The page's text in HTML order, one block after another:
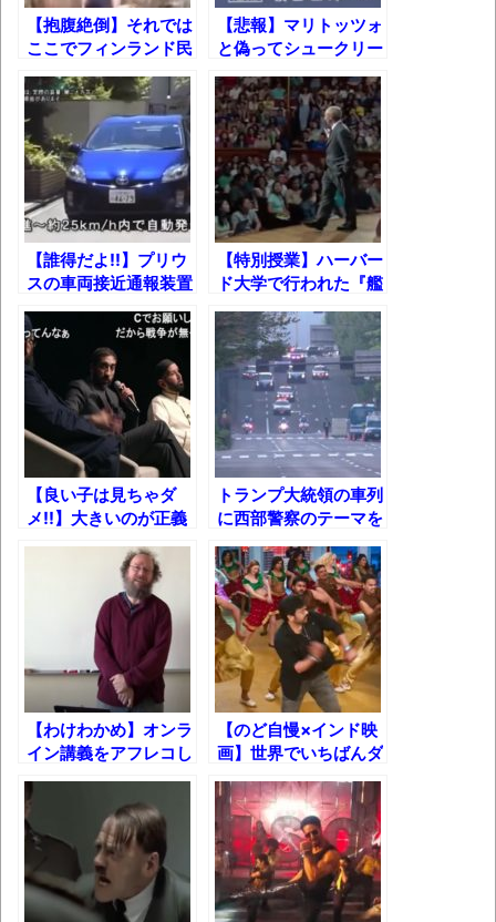
ュアなどが当たる記念くじが登場です
みんななんだかんだ言ってお金持ってんじ
ゃん
「アメリカのヤンキーがアジア人にケンカ
を売った結果ｗｗｗ」 ほか
【読書感想】山野辺太郎『いつか深い穴に
落ちるまで』
映画ちいかわ観に行ったので感想を書きま
す(若干ネタバレあり) 26/07/25
マケイン9巻＆アニメ公式ガイド感想
独学で挑んだ2026年二級建築士学科試験結
果速報（仮）
体験談：仕事で同じビルの中に入っている
グループ会社の嫁子 [ほのぼの]
葉月つばさちゃん、昔から見てるんだけど
かなりお姉さんになったね
壊れたエアコンと歌えないボク
バージョンアップ情報更新 AOMEI
Backupper Standard 8.3.0 などバージョンア
ップ
高嶋ちさ子、ダウン症の姉が暴行事件！事
件の一部始終と衝撃の結末
【呆然】北海道旅行ワイ「ウニイクラ丼特
盛で食うぞ！！！うおおおおおおお
お！！！！！」→結
果･････････････････････････････
【抱腹絶倒】それでは
ここでフィンランド民
謡「しらけ鳥」をお聞
きくださいｗ
【悲報】マリトッツォ
と偽ってシュークリー
ム販売の男、逮捕!!
【誰得だよ!!】プリウ
スの車両接近通報装置
を藤村くんにしてみた
w【水曜どうでしょ
う】
【特別授業】ハーバー
ド大学で行われた『艦
これ』の講義ｗ
【良い子は見ちゃダ
メ!!】大きいのが正義
か?小さいのが至高
か?究極のおっ○い談
義ｗ【ほとばしる語彙
トランプ大統領の車列
に西部警察のテーマを
付けてみた結果!!
【わけわかめ】オンラ
イン講義をアフレコし
て意味不明にしてみた
ｗ
【のど自慢×インド映
画】世界でいちばんダ
サいシンクロムービ
ー！